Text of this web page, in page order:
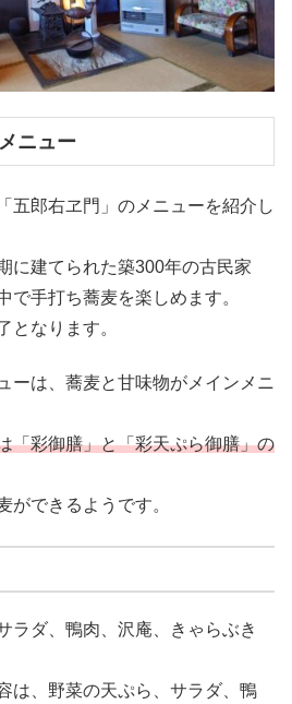
ニュー
五郎右ヱ門」のメニューを紹介し
に建てられた築300年の古民家
で手打ち蕎麦を楽しめます。
となります。
ーは、蕎麦と甘味物がメインメニ
「彩御膳」と「彩天ぷら御膳」の
ができるようです。
ラダ、鴨肉、沢庵、きゃらぶき
は、野菜の天ぷら、サラダ、鴨